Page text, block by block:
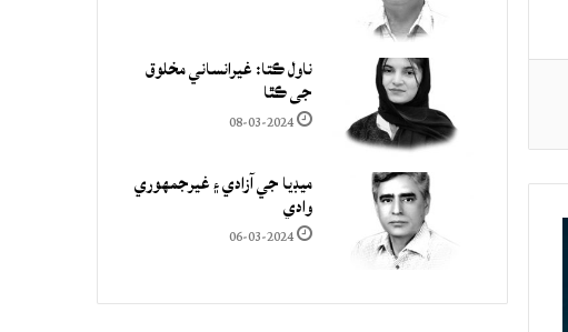
ناول ڪتا: غيرانساني مخلوق
جي ڪٿا
08-03-2024
ميڊيا جي آزادي ۽ غيرجمھوري
وادي
06-03-2024